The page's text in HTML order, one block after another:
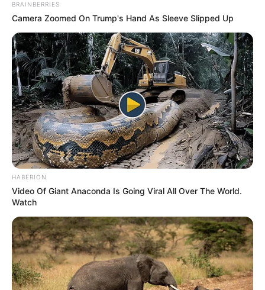
BRAINBERRIES
Camera Zoomed On Trump's Hand As Sleeve Slipped Up
HABERION
Video Of Giant Anaconda Is Going Viral All Over The World.
Watch